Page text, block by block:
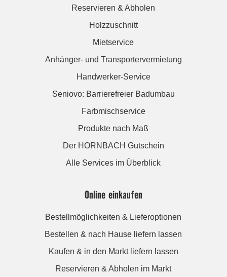
Reservieren & Abholen
Holzzuschnitt
Mietservice
Anhänger- und Transportervermietung
Handwerker-Service
Seniovo: Barrierefreier Badumbau
Farbmischservice
Produkte nach Maß
Der HORNBACH Gutschein
Alle Services im Überblick
Online einkaufen
Bestellmöglichkeiten & Lieferoptionen
Bestellen & nach Hause liefern lassen
Kaufen & in den Markt liefern lassen
Reservieren & Abholen im Markt